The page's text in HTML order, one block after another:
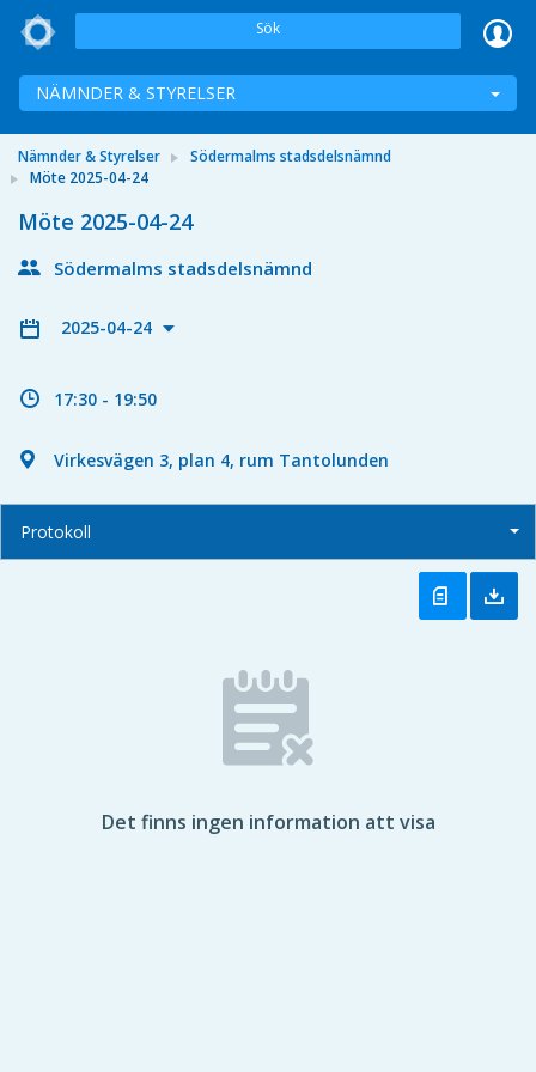
Sök
NÄMNDER & STYRELSER
Nämnder & Styrelser
Södermalms stadsdelsnämnd
Möte 2025-04-24
Möte 2025-04-24
Södermalms stadsdelsnämnd
2025-04-24
17:30 - 19:50
Virkesvägen 3, plan 4, rum Tantolunden
Protokoll
Det finns ingen information att visa